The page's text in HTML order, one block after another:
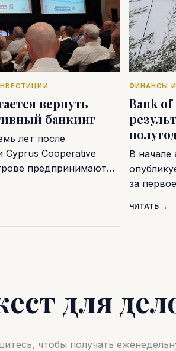
вернуть
банкинг
лет после
Cyprus Cooperative
предпринимают…
ФИНАНСЫ
Bank
В начале
за
ЧИТАТЬ →
для
чтобы получать